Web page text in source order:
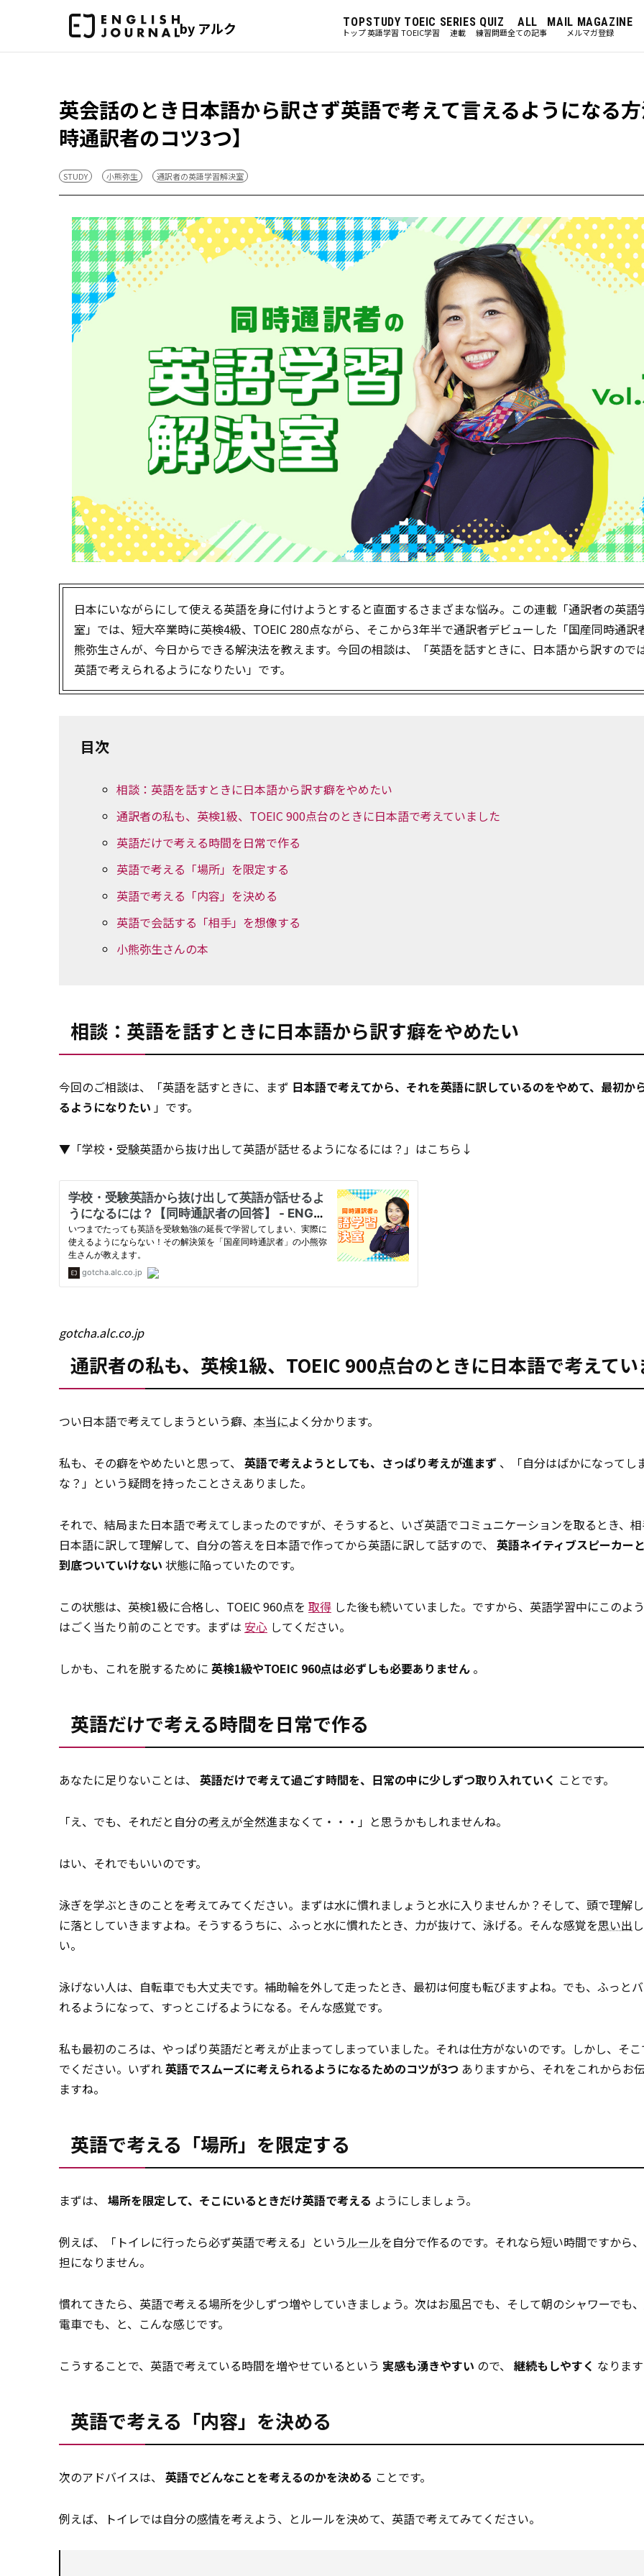
by アルク TOP
トップ
STUDY
英語学習
TOEIC
TOEIC学習
SERIES
連載
QUIZ
練習問題
ALL
全ての記事
MAIL MAGAZINE
メルマガ登録
英会話のとき日本語から訳さず英語で考えて言えるようになる
時通訳者のコツ3つ】
STUDY 小熊弥生 通訳者の英語学習解決室
日本にいながらにして使える英語を身に付けようとすると直面するさまざまな悩み。この連載「通訳者の英語
室」では、短大卒業時に英検4級、TOEIC 280点ながら、そこから3年半で通訳者デビューした「国産同時通訳
熊弥生さんが、今日からできる解決法を教えます。今回の相談は、「英語を話すときに、日本語から訳すので
英語で考えられるようになりたい」です。
目次
相談：英語を話すときに日本語から訳す癖をやめたい
通訳者の私も、英検1級、TOEIC 900点台のときに日本語で考えていました
英語だけで考える時間を日常で作る
英語で考える「場所」を限定する
英語で考える「内容」を決める
英語で会話する「相手」を想像する
小熊弥生さんの本
相談：英語を話すときに日本語から訳す癖をやめたい
今回のご相談は、「英語を話すときに、まず 日本語で考えてから、それを英語に訳しているのをやめて、最初か
るようになりたい 」です。
▼「学校・ 受験英語から抜け出して英語が話せるようになるには？」はこちら↓
gotcha.alc.co.jp
通訳者の私も、英検1級、TOEIC 900点台のときに日本語で考えてい
つい日本語で考えてしまうという癖、 本当によく分かります。
私も、その癖をやめたいと思って、 英語で考えようとしても、さっぱり考えが進まず 、「自分はばかになってし
な？」という疑問を持ったことさえありました。
それで、結局また日本語で考えてしまったのですが、そうすると、いざ英語でコミュニケーションを取るとき、
日本語に訳して理解して、自分の答えを日本語で作ってから英語に訳して話すので、 英語ネイティブスピーカー
到底ついていけない 状態に陥っていたのです。
この状態は、英検1級に合格し、TOEIC 960点を 取得 した後も続いていました。ですから、英語学習中にこのよ
はごく当たり前のことです。まずは 安心 してください。
しかも、これを脱するために 英検1級やTOEIC 960点は必ずしも必要ありません 。
英語だけで考える時間を日常で作る
あなたに足りないことは、 英語だけで考えて過ごす時間を、日常の中に少しずつ取り入れていく ことです。
「え、でも、それだと自分の考えが全然進まなくて・・・」と思うかもしれませんね。
はい、それでもいいのです。
泳ぎを学ぶときのことを考えてみてください。まずは水に慣れましょうと水に入りませんか？そして、頭で理解
に落としていきますよね。そうするうちに、ふっと水に慣れたとき、力が抜けて、泳げる。そんな感覚を思い出
い。
泳げない人は、自転車でも大丈夫です。補助輪を外して走ったとき、最初は何度も転びますよね。でも、ふっと
れるようになって、すっとこげるようになる。そんな感覚です。
私も最初のころは、やっぱり英語だと考えが止まってしまっていました。それは仕方がないのです。しかし、そ
でください。いずれ英語でスムーズに考えられるようになるためのコツが3つ ありますから、それをこれからお
ますね。
英語で考える「場所」を限定する
まずは、 場所を限定して、そこにいるときだけ英語で考える ようにしましょう。
例えば、「トイレに行ったら必ず英語で考える」というルールを自分で作るのです。それなら短い時間ですから
担になりません。
慣れてきたら、英語で考える場所を少しずつ増やしていきましょう。次はお風呂でも、そして朝のシャワーでも、
電車でも、と、こんな感じです。
こうすることで、英語で考えている時間を増やせているという 実感も湧きやすい ので、 継続もしやすく なります
英語で考える「内容」を決める
次のアドバイスは、 英語でどんなことを考えるのかを決める ことです。
例えば、トイレでは自分の感情を考えよう、とルールを決めて、英語で考えてみてください。